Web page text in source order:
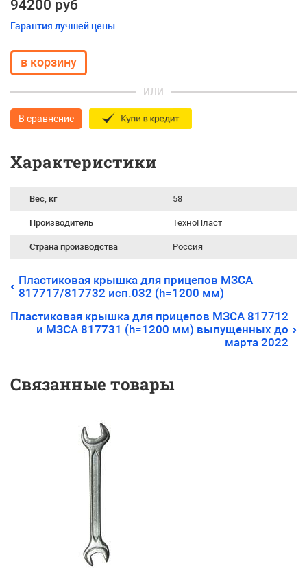
94200 руб
Гарантия лучшей цены
ИЛИ
В сравнение
Характеристики
Вес, кг 58
Производитель ТехноПласт
Страна производства Россия
Пластиковая крышка для прицепов МЗСА
817717/817732 исп.032 (h=1200 мм)
Пластиковая крышка для прицепов МЗСА 817712
и МЗСА 817731 (h=1200 мм) выпущенных до
марта 2022
Связанные товары